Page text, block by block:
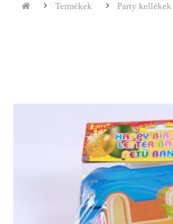
Termékek Party kellékek